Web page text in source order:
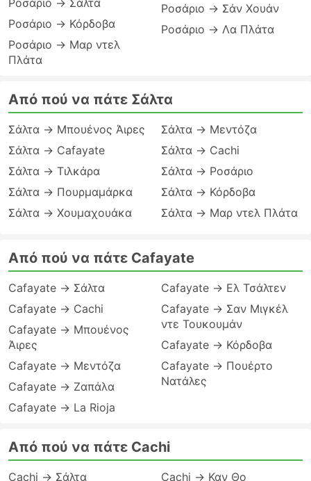
Ροσάριο → Σάλτα
Ροσάριο → Κόρδοβα
Ροσάριο → Μαρ ντελ
Πλάτα
Ροσάριο → Σάν Χουάν
Ροσάριο → Λα Πλάτα
Από πού να πάτε Σάλτα
Σάλτα → Μπουένος Άιρες
Σάλτα → Cafayate
Σάλτα → Τιλκάρα
Σάλτα → Πουρμαμάρκα
Σάλτα → Χουμαχουάκα
Σάλτα → Μεντόζα
Σάλτα → Cachi
Σάλτα → Ροσάριο
Σάλτα → Κόρδοβα
Σάλτα → Μαρ ντελ Πλάτα
Από πού να πάτε Cafayate
Cafayate → Σάλτα
Cafayate → Cachi
Cafayate → Μπουένος
Άιρες
Cafayate → Μεντόζα
Cafayate → Ζαπάλα
Cafayate → La Rioja
Cafayate → Ελ Τσάλτεν
Cafayate → Σαν Μιγκέλ
ντε Τουκουμάν
Cafayate → Κόρδοβα
Cafayate → Πουέρτο
Νατάλες
Από πού να πάτε Cachi
Cachi → Σάλτα Cachi → Καν Θο